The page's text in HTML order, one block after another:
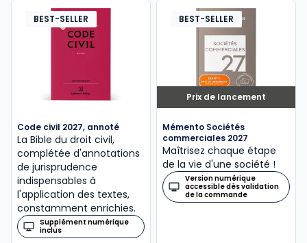
BEST-SELLER
Code civil 2027, annoté
La Bible du droit civil,
complétée d'annotations
de jurisprudence
indispensables à
l'application des textes,
constamment enrichies.
Supplément numérique
inclus
Prix de lancement
BEST-SELLER
Mémento Sociétés
commerciales 2027
Maîtrisez chaque étape
de la vie d'une société !
Version numérique
accessible dès validation
de la commande